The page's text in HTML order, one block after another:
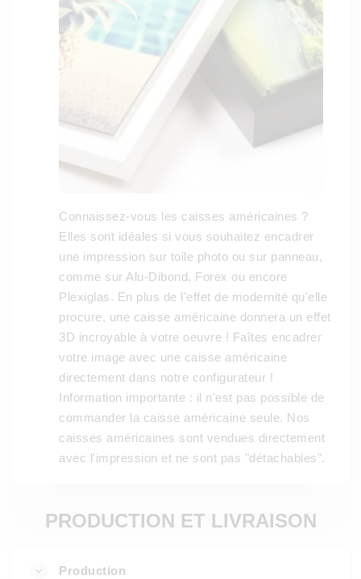
Connaissez-vous les caisses américaines ?
Elles sont idéales si vous souhaitez encadrer
une impression sur toile photo ou sur panneau,
comme sur Alu-Dibond, Forex ou encore
Plexiglas. En plus de l'effet de modernité qu'elle
procure, une caisse américaine donnera un effet
3D incroyable à votre oeuvre ! Faîtes encadrer
votre image avec une caisse américaine
directement dans notre configurateur !
Information importante : il n'est pas possible de
commander la caisse américaine seule. Nos
caisses américaines sont vendues directement
avec l'impression et ne sont pas "détachables".
PRODUCTION ET LIVRAISON
Production